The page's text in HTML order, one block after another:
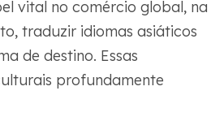
vital no comércio global, na
traduzir idiomas asiáticos
de destino. Essas
profundamente